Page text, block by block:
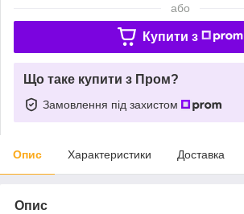
або
Купити з
Що таке купити з Пром?
Замовлення під захистом
Опис Характеристики Доставка
Опис